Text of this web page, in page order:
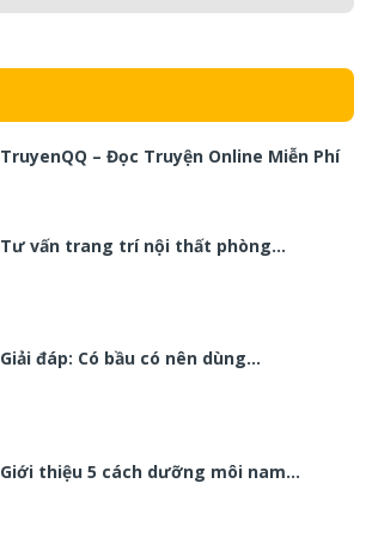
TruyenQQ – Đọc Truyện Online Miễn Phí
Tư vấn trang trí nội thất phòng…
Giải đáp: Có bầu có nên dùng…
Giới thiệu 5 cách dưỡng môi nam…